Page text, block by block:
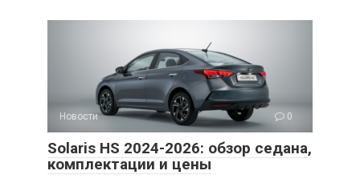
Новости 0
Solaris HS 2024-2026: обзор седана,
комплектации и цены